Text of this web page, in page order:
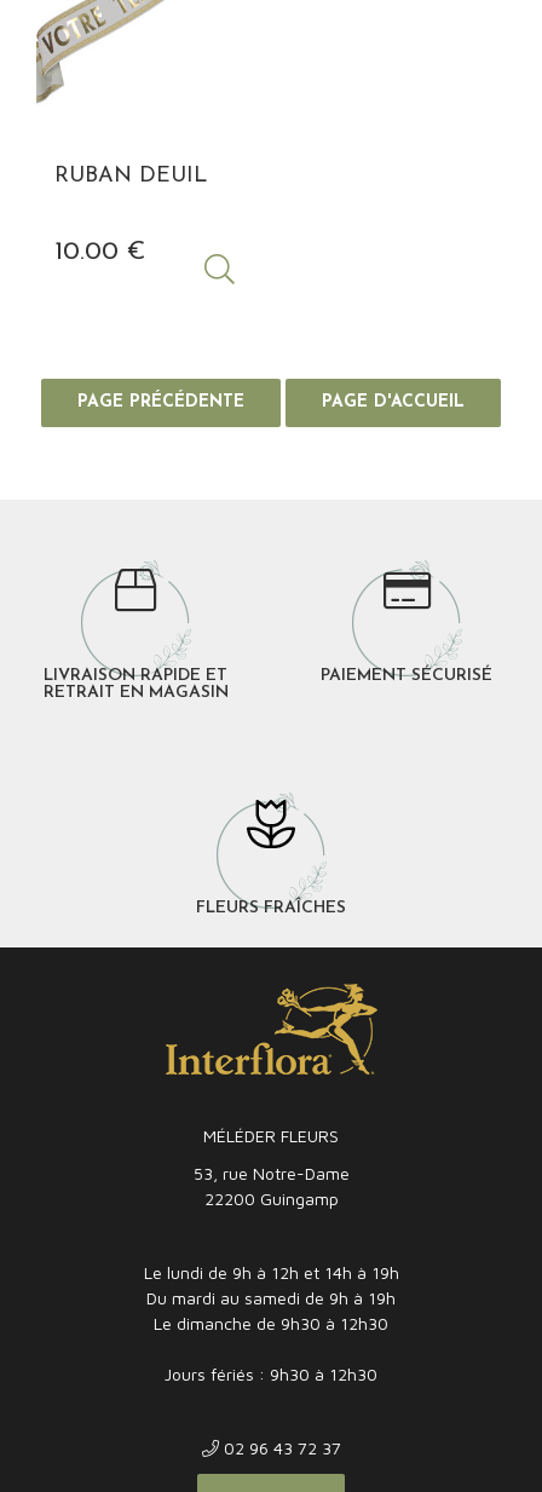
RUBAN DEUIL
10.00 €
LIVRAISON RAPIDE ET
RETRAIT EN MAGASIN
PAIEMENT SÉCURISÉ
FLEURS FRAÎCHES
MÉLÉDER FLEURS
53, rue Notre-Dame
22200 Guingamp
Le lundi de 9h à 12h et 14h à 19h
Du mardi au samedi de 9h à 19h
Le dimanche de 9h30 à 12h30
Jours fériés : 9h30 à 12h30
02 96 43 72 37